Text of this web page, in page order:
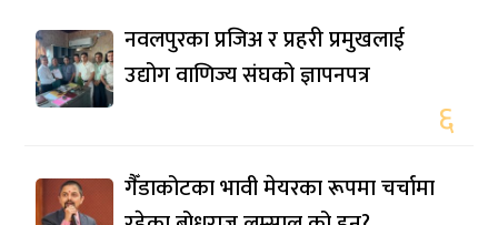
नवलपुरका प्रजिअ र प्रहरी प्रमुखलाई
उद्योग वाणिज्य संघको ज्ञापनपत्र
६
गैँडाकोटका भावी मेयरका रूपमा चर्चामा